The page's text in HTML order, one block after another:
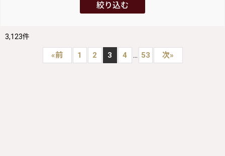
絞り込む
3,123件
«前 1 2 3 4 ... 53 次»